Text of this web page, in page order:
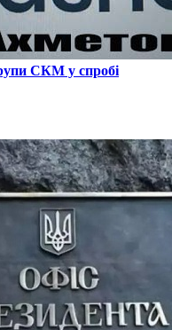
СКМ у спробі